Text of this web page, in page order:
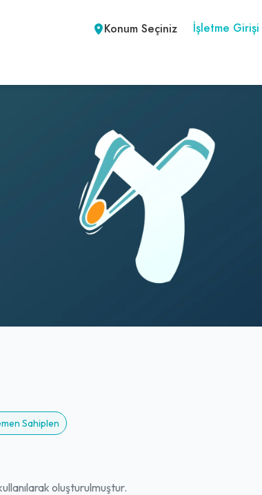
Konum Seçiniz İşletme Girişi
Sahiplen
oluşturulmuştur.